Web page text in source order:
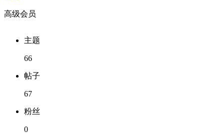
高级会员
主题
66
帖子
67
粉丝
0